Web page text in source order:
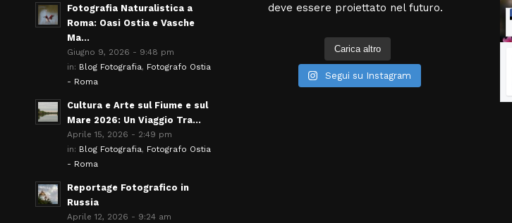
Fotografia Naturalistica a
Roma: Oasi Ostia e Vasche
Ma...
Giugno 9, 2026 - 9:48 pm
in: Blog Fotografia, Fotografo Ostia
- Roma
Cultura e Arte sul Fiume e sul
Mare 2026: Un Viaggio Tra...
Aprile 15, 2026 - 2:49 pm
in: Blog Fotografia, Fotografo Ostia
- Roma
Reportage Fotografico in
Russia
Aprile 12, 2026 - 9:24 am
deve essere proiettato nel futuro.
Carica altro
Segui su Instagram